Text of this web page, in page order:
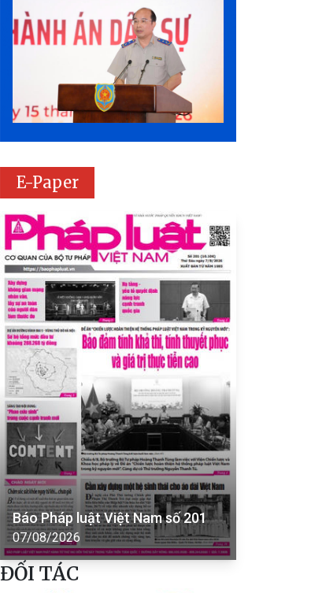
E-Paper
Báo Pháp luật Việt Nam số 201
07/08/2026
ĐỐI TÁC